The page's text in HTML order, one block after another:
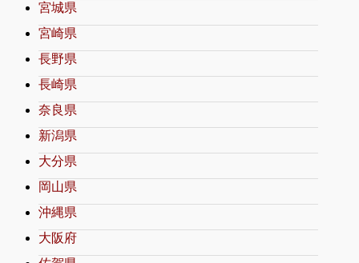
宮城県
宮崎県
長野県
長崎県
奈良県
新潟県
大分県
岡山県
沖縄県
大阪府